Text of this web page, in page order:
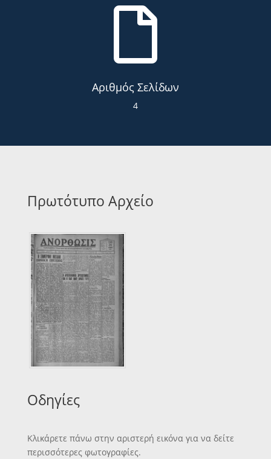

Αριθμός Σελίδων
4
Πρωτότυπο Αρχείο
Οδηγίες
Κλικάρετε πάνω στην αριστερή εικόνα για να δείτε
περισσότερες φωτογραφίες.